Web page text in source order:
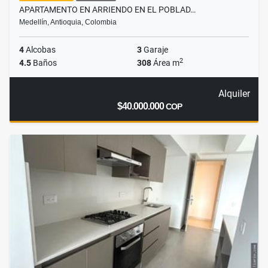
APARTAMENTO EN ARRIENDO EN EL POBLAD…
Medellín, Antioquia, Colombia
4Alcobas 3Garaje
4.5 Baños 308Área m2
Alquiler
$40.000.000COP